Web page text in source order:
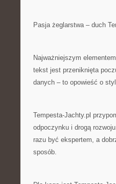
Pasja żeglarstwa – duch
Najważniejszym
tekst jest przeniknięta
danych – to opowieść o
Tempesta-Jachty.pl
odpoczynku i drogą
razu być ekspertem, a
sposób.